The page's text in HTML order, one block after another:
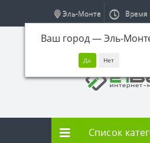
Эль-Монте
Ваш город —Эль-
Время
Список